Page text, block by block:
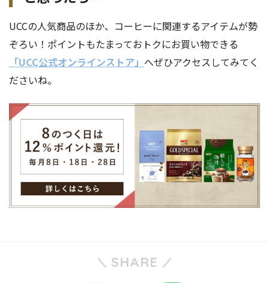
UCCの人気商品のほか、コーヒーに関連するアイテムが勢
ぞろい！ポイントもたまっておトクにお買い物できる
「UCC公式オンラインストア」 へぜひアクセスしてみてく
ださいね。
SHARE